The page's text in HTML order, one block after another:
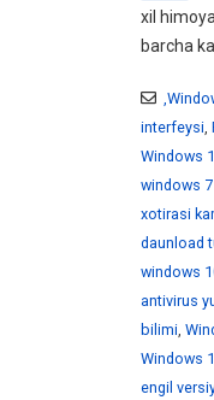
xil
barcha
interfeysi,
Windows
windows
xotirasi
daunload
windows
antivirus
bilimi,
Windows
engil